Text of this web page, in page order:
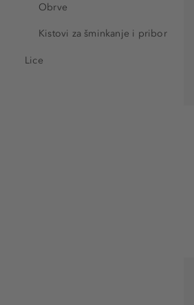
Obrve
Kistovi za šminkanje i pribor
Lice